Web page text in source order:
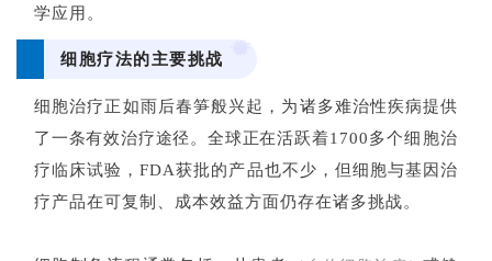
学应用。
细胞疗法的主要挑战
细胞治疗正如雨后春笋般兴起，为诸多难治性疾病提供
了一条有效治疗途径。全球正在活跃着1700多个细胞治
疗临床试验 ，FDA获批的产品也不少，但细胞与基因治
疗产品在可复制、成本效益方面仍存在诸多挑战。